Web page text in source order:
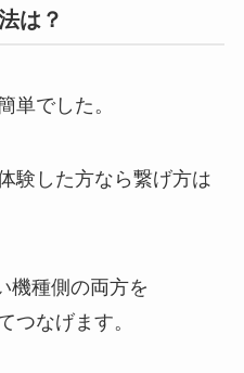
は？
単でした。
験した方なら繋げ方は
機種側の両方を
つなげます。